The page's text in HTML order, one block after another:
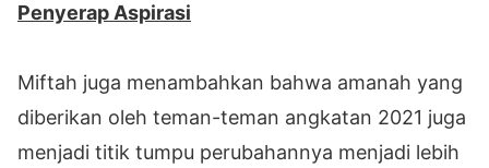
Penyerap Aspirasi
Miftah juga menambahkan bahwa amanah yang
diberikan oleh teman-teman angkatan 2021 juga
menjadi titik tumpu perubahannya menjadi lebih